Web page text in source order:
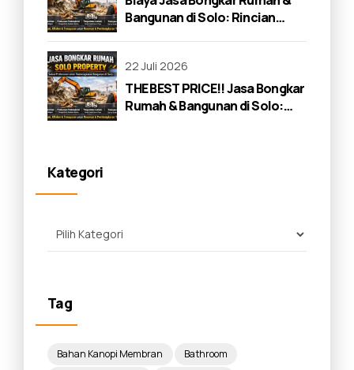
Bangunan di Solo: Rincian
22 Juli 2026
THE BEST PRICE!! Jasa Bongkar
Rumah & Bangunan di Solo:
Kategori
Tag
Bahan Kanopi Membran
Bathroom